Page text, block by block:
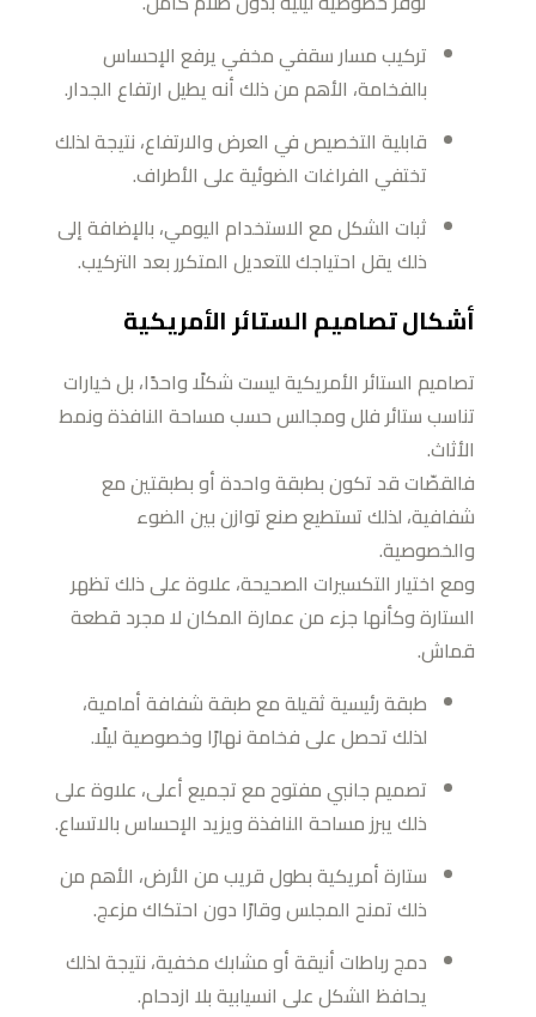
تركيب مسار سقفي مخفي يرفع الإحساس
بالفخامة، الأهم من ذلك أنه يطيل ارتفاع الجدار.
قابلية التخصيص في العرض والارتفاع، نتيجة لذلك
تختفي الفراغات الضوئية على الأطراف.
ثبات الشكل مع الاستخدام اليومي، بالإضافة إلى
ذلك يقل احتياجك للتعديل المتكرر بعد التركيب.
أشكال تصاميم الستائر الأمريكية
تصاميم الستائر الأمريكية ليست شكلًا واحدًا، بل خيارات
تناسب ستائر فلل ومجالس حسب مساحة النافذة ونمط
الأثاث.
فالقصّات قد تكون بطبقة واحدة أو بطبقتين مع
شفافية، لذلك تستطيع صنع توازن بين الضوء
والخصوصية.
ومع اختيار التكسيرات الصحيحة، علاوة على ذلك تظهر
الستارة وكأنها جزء من عمارة المكان لا مجرد قطعة
قماش.
طبقة رئيسية ثقيلة مع طبقة شفافة أمامية،
لذلك تحصل على فخامة نهارًا وخصوصية ليلًا.
تصميم جانبي مفتوح مع تجميع أعلى، علاوة على
ذلك يبرز مساحة النافذة ويزيد الإحساس بالاتساع.
ستارة أمريكية بطول قريب من الأرض، الأهم من
ذلك تمنح المجلس وقارًا دون احتكاك مزعج.
دمج رباطات أنيقة أو مشابك مخفية، نتيجة لذلك
يحافظ الشكل على انسيابية بلا ازدحام.